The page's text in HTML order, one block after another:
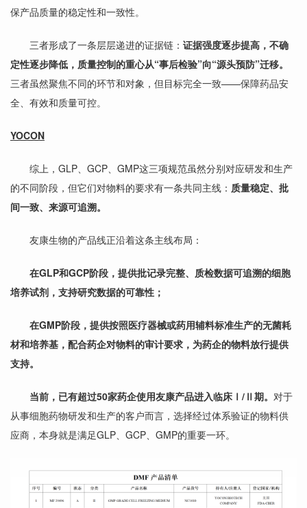
保产品质量的稳定性和一致性。
三者形成了一条层层递进的证据链： 证据强度逐步提高，不确
定性逐步降低，质量控制的重心从“事后检验”向“源头预防”迁移。
三者虽然聚焦不同的环节和对象，但目标完全一致——保障药品安
全、有效和质量可控。
YOCON
综上，GLP、GCP、GMP这三项规范虽然分别对应研发和生产
的不同阶段，但它们对物料的要求有一条共同主线： 质量稳定、批
间一致、来源可追溯。
友康生物的产品线正沿着这条主线布局：
在GLP和GCP阶段，提供批记录完整、质检数据可追溯的细胞
培养试剂 ，支持研究数据的可靠性；
在GMP阶段，提供按照医疗器械或药用辅料标准生产的无菌耗
材和培养基，配合药企对物料的审计要求，为药企的物料放行提供
支持。
当前，已有超过50家药企使用友康产品进入临床Ⅰ/Ⅱ期。 对于
从事细胞药物研发和生产的客户而言，选择经过体系验证的物料供
应商，本身就是满足GLP、GCP、GMP的重要一环。